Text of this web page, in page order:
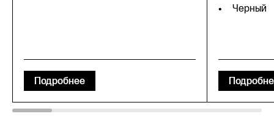
Подробнее
Черный